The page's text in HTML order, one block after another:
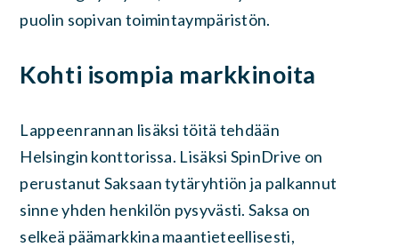
puolin sopivan toimintaympäristön.
Kohti isompia markkinoita
Lappeenrannan lisäksi töitä tehdään
Helsingin konttorissa. Lisäksi SpinDrive on
perustanut Saksaan tytäryhtiön ja palkannut
sinne yhden henkilön pysyvästi. Saksa on
selkeä päämarkkina maantieteellisesti,